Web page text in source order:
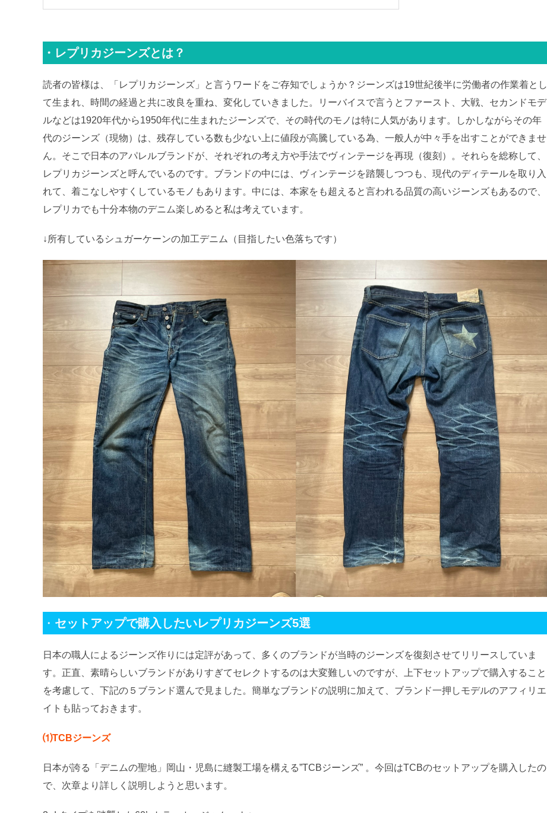
・レプリカジーンズとは？
読者の皆様は、「レプリカジーンズ」と言うワードをご存知でしょうか？ジーンズは19世紀後半に労働者の作業着とし
て生まれ、時間の経過と共に改良を重ね、変化していきました。リーバイスで言うとファースト、大戦、セカンドモデ
ルなどは1920年代から1950年代に生まれたジーンズで、その時代のモノは特に人気があります。しかしながらその年
代のジーンズ（現物）は、残存している数も少ない上に値段が高騰している為、一般人が中々手を出すことができませ
ん。そこで日本のアパレルブランドが、それぞれの考え方や手法でヴィンテージを再現（復刻）。それらを総称して、
レプリカジーンズと呼んでいるのです。ブランドの中には、ヴィンテージを踏襲しつつも、現代のディテールを取り入
れて、着こなしやすくしているモノもあります。中には、本家をも超えると言われる品質の高いジーンズもあるので、
レプリカでも十分本物のデニム楽しめると私は考えています。
↓所有しているシュガーケーンの加工デニム（目指したい色落ちです）
・ セットアップで購入したいレプリカジーンズ5選
日本の職人によるジーンズ作りには定評があって、多くのブランドが当時のジーンズを復刻させてリリースしていま
す。正直、素晴らしいブランドがありすぎてセレクトするのは大変難しいのですが、上下セットアップで購入すること
を考慮して、下記の５ブランド選んで見ました。簡単なブランドの説明に加えて、ブランド一押しモデルのアフィリエ
イトも貼っておきます。
⑴TCBジーンズ
日本が誇る「デニムの聖地」岡山・児島に縫製工場を構える”TCBジーンズ” 。今回はTCBのセットアップを購入したの
で、次章より詳しく説明しようと思います。